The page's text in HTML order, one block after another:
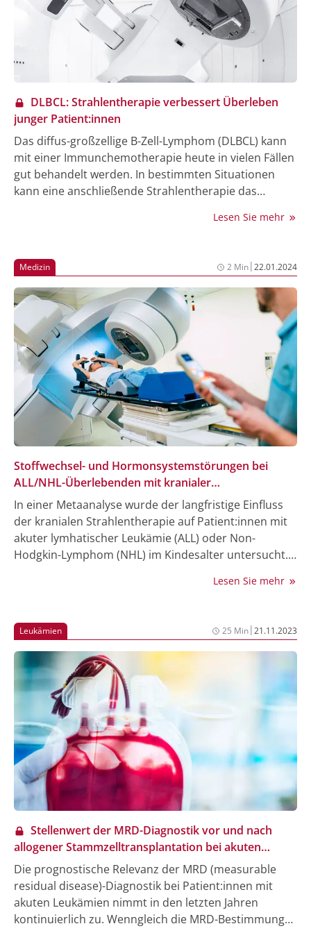
und Präsident des Jahreskongresses der Deutschen
Gesellschaft für Transfusionsmedizin und
Immunhämatologie (DGTI), gibt im Folgenden einen
Überblick zu aktuellen
Pathogeninaktivierungsverfahren.
DLBCL: Strahlentherapie verbessert Überleben
junger Patient:innen
Das diffus-großzellige B-Zell-Lymphom (DLBCL) kann
mit einer Immunchemotherapie heute in vielen Fällen
gut behandelt werden. In bestimmten Situationen
kann eine anschließende Strahlentherapie das
Langzeitanalyse einer Studie bei jüngeren DLBCL-
Deutschen Krebskongress (DKK) 2024 vorgestellt
wurde, bestätigt den Nutzen der Bestrahlung von
großen Lymphomherden (1, 2).
Lesen Sie mehr
Medizin 2 Min|22.01.2024
Stoffwechsel- und Hormonsystemstörungen bei
ALL/NHL-Überlebenden mit kranialer
Strahlentherapie im Kindesalter
In einer Metaanalyse wurde der langfristige Einfluss
der kranialen Strahlentherapie auf Patient:innen mit
akuter lymhatischer Leukämie (ALL) oder Non-
Hodgkin-Lymphom (NHL) im Kindesalter untersucht.
Hormonsystemstörungen erhöhen. Die Analyse
Strahlentherapie häufiger eine geringere
Körpergröße im Erwachsenalter erreichten. Auch war
die Behandlung mit einem erhöhten Risiko für frühe
Pubertät, Schilddrüsenunterfunktion und
Hypogonadismus verbunden. Kein Einfluss zeigte sich
jedoch auf Übergewicht oder Adipositas im
Erwachsenenalter.
Lesen Sie mehr
Leukämien 25 Min|21.11.2023
Stellenwert der MRD-Diagnostik vor und nach
allogener Stammzelltransplantation bei akuten
Leukämien
Die prognostische Relevanz der MRD (measurable
residual disease)-Diagnostik bei Patient:innen mit
akuten Leukämien nimmt in den letzten Jahren
kontinuierlich zu. Wenngleich die MRD-Bestimmung